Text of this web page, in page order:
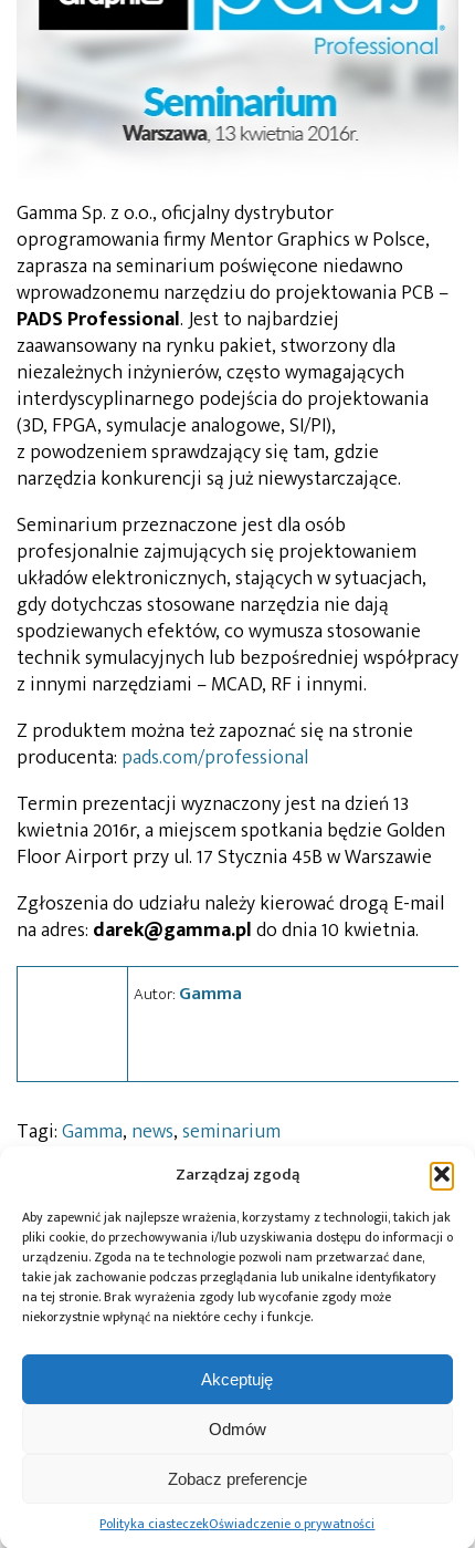
Zarządzaj zgodą
Aby zapewnić jak najlepsze wrażenia, korzystamy z technologii, takich jak
pliki cookie, do przechowywania i/lub uzyskiwania dostępu do informacji o
urządzeniu. Zgoda na te technologie pozwoli nam przetwarzać dane,
takie jak zachowanie podczas przeglądania lub unikalne identyfikatory
na tej stronie. Brak wyrażenia zgody lub wycofanie zgody może
niekorzystnie wpłynąć na niektóre cechy i funkcje.
Akceptuję
Odmów
Zobacz preferencje
Polityka ciasteczekOświadczenie o prywatności
Gamma Sp. z o.o., oficjalny dystrybutor
oprogramowania firmy Mentor Graphics w Polsce,
zaprasza na seminarium poświęcone niedawno
wprowadzonemu narzędziu do projektowania PCB –
PADS Professional. Jest to najbardziej
zaawansowany na rynku pakiet, stworzony dla
niezależnych inżynierów, często wymagających
interdyscyplinarnego podejścia do projektowania
(3D, FPGA, symulacje analogowe, SI/PI),
z powodzeniem sprawdzający się tam, gdzie
narzędzia konkurencji są już niewystarczające.
Seminarium przeznaczone jest dla osób
profesjonalnie zajmujących się projektowaniem
układów elektronicznych, stających w sytuacjach,
gdy dotychczas stosowane narzędzia nie dają
spodziewanych efektów, co wymusza stosowanie
technik symulacyjnych lub bezpośredniej współpracy
z innymi narzędziami – MCAD, RF i innymi.
Z produktem można też zapoznać się na stronie
producenta: pads.com/professional
Termin prezentacji wyznaczony jest na dzień 13
kwietnia 2016r, a miejscem spotkania będzie Golden
Floor Airport przy ul. 17 Stycznia 45B w Warszawie
Zgłoszenia do udziału należy kierować drogą E-mail
na adres: darek@gamma.pldo dnia 10 kwietnia.
Autor: Gamma
Tagi:Gamma, news,seminarium
Przeczytaj również:
megafabryki, ale
DigiKey i Shawn
Hymel: webinaria
i filmy
z wykorzystaniem
Bots
wyraźnego
przez AI